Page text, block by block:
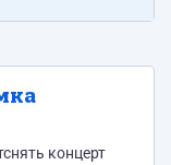
концерт